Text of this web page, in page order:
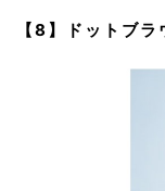
【8】ドットブ